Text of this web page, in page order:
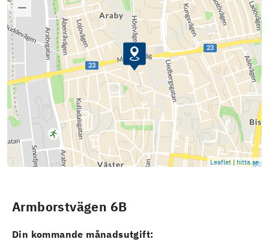
Leaflet | hitta.se
Armborstvägen 6B
Din kommande månadsutgift: